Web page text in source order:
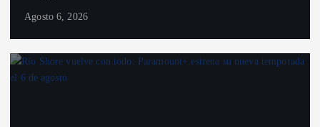
Agosto 6, 2026